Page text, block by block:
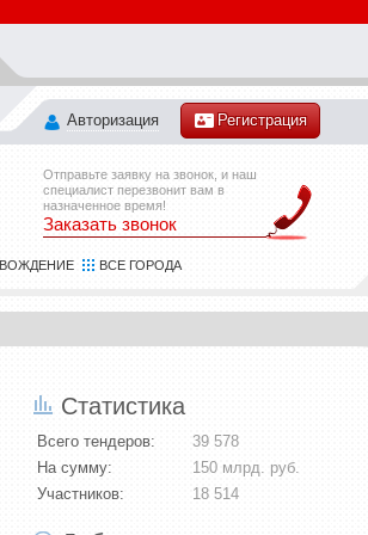
Авторизация Регистрация
Отправьте заявку на звонок, и наш
специалист перезвонит вам в
назначенное время!
Заказать звонок
ВСЕ ГОРОДА
Статистика
Всего тендеров:
39 578
На сумму:
150 млрд. руб.
Участников:
18 514
Химия
Экология
Электротехника
IT, компьютеры, связь
Безопасность
Бизнес, финансы, страхование, маркетинг и